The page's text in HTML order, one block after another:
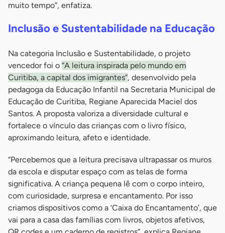
muito tempo”, enfatiza.
Inclusão e Sustentabilidade na Educação
Na categoria Inclusão e Sustentabilidade, o projeto
vencedor foi o “A leitura inspirada pelo mundo em
Curitiba, a capital dos imigrantes”, desenvolvido pela
pedagoga da Educação Infantil na Secretaria Municipal de
Educação de Curitiba, Regiane Aparecida Maciel dos
Santos. A proposta valoriza a diversidade cultural e
fortalece o vínculo das crianças com o livro físico,
aproximando leitura, afeto e identidade.
“Percebemos que a leitura precisava ultrapassar os muros
da escola e disputar espaço com as telas de forma
significativa. A criança pequena lê com o corpo inteiro,
com curiosidade, surpresa e encantamento. Por isso
criamos dispositivos como a ‘Caixa do Encantamento’, que
vai para a casa das famílias com livros, objetos afetivos,